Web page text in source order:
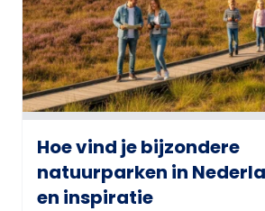
Hoe vind je bijzondere
natuurparken in
en inspiratie